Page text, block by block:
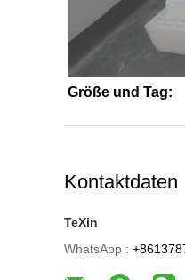
Größe und Tag:
Kontaktdaten
TeXin
WhatsApp :